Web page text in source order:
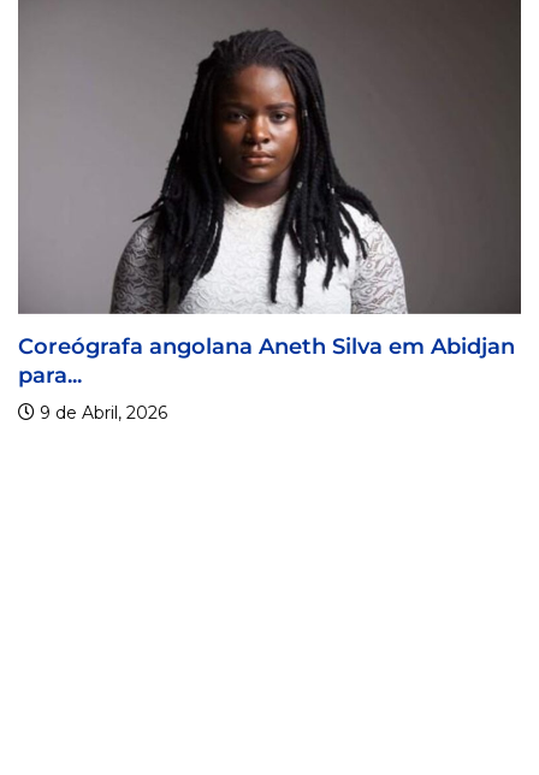
angolana Aneth Silva em Abidjan Visa For